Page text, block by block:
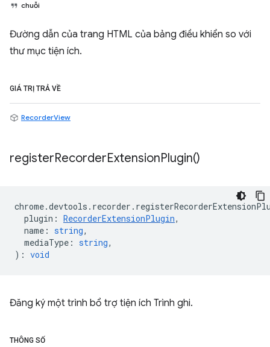
chuỗi
Đường dẫn của trang HTML của bảng điều khiển so với
thư mục tiện ích.
GIÁ TRỊ TRẢ VỀ
RecorderView
registerRecorderExtensionPlugin()
chrome.devtools . recorder .
plugin : RecorderExtensionPlugin,
name : string,
mediaType : string,
) : void
Đăng ký một trình bổ trợ tiện ích Trình ghi.
THÔNG SỐ